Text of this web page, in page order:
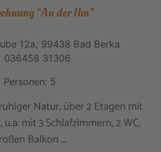
"An der Ilm"
12a, 99438 Bad Berka
036458 31306
Personen: 5
Natur, über 2 Etagen mit
mit 3 Schlafzimmern, 2 WC,
Balkon ...